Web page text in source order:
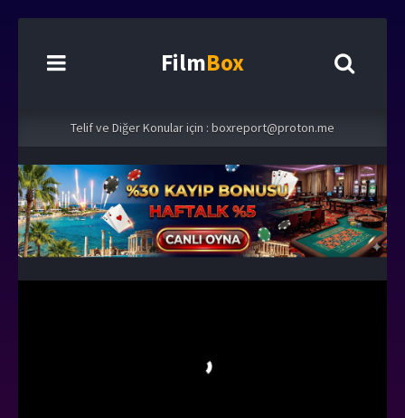
FilmBox
Telif ve Diğer Konular için : boxreport@proton.me